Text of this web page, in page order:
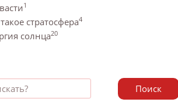
1
стратосфера4
солнца20
Поиск